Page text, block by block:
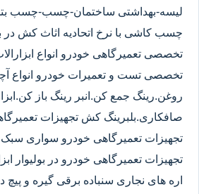
لیسه-بهداشتی ساختمان-چسب-چسب
چسب کاشی با نرخ اتحادیه اثاث کش در
تخصصی تعمیرگاهی خودرو انواع
تخصصی تست و تعمیرات خودرو انواع
روغن.رینگ جمع کن.انبر رینگ باز
صافکاری.بلبرینگ کش تجهیزات
تجهیزات تعمیرگاهی خودرو سواری سبک
تجهیزات تعمیرگاهی خودرو در بولیوار
اره های نجاری سنباده برقی گیره و